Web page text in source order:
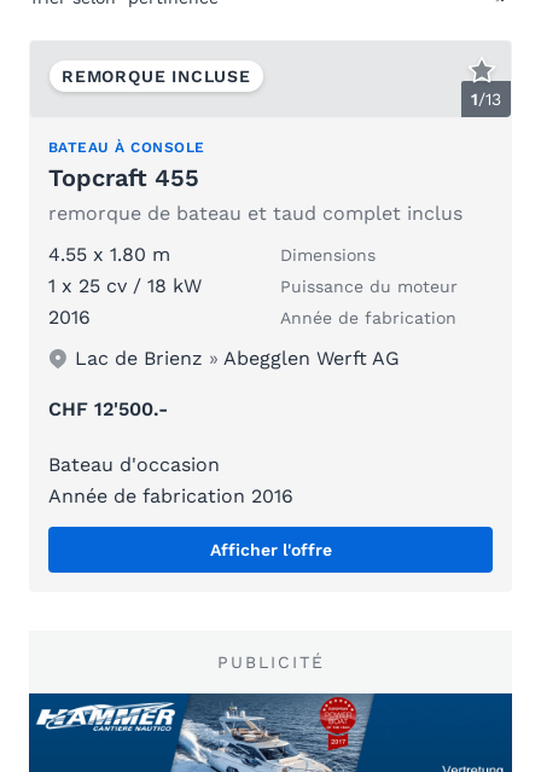
1/13
REMORQUE INCLUSE
BATEAU À CONSOLE
Topcraft 455
remorque de bateau et taud complet inclus
4.55 x 1.80 m
Dimensions
1 x 25 cv / 18 kW Puissance du moteur
2016 Année de fabrication
Lac de Brienz »Abegglen Werft AG
CHF 12'500.-
Bateau d'occasion
Année de fabrication 2016
Afficher l'offre
PUBLICITÉ